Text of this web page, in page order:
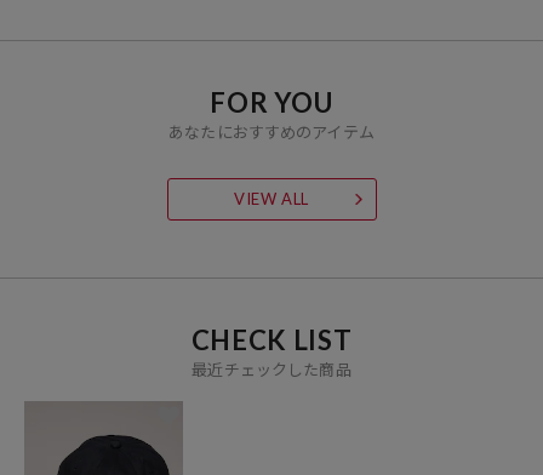
FOR YOU
あなたにおすすめのアイテム
VIEW ALL
CHECK LIST
最近チェックした商品